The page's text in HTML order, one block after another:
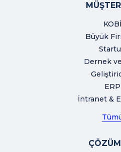
KOBİ
Büyük
Dernek
ERP
İntranet &